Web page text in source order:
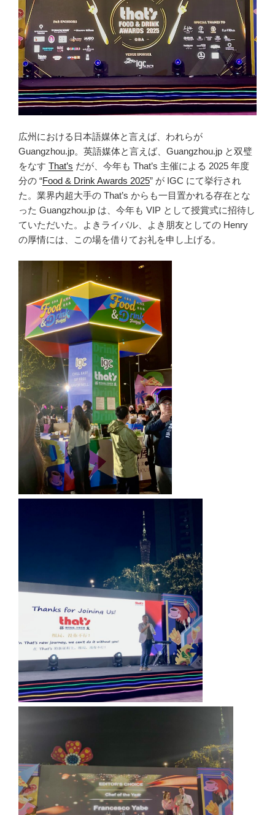
広州における日本語媒体と言えば、われらが
Guangzhou.jp。英語媒体と言えば、Guangzhou.jp と双璧
をなす That’s だが、今年も That’s 主催による 2025 年度
分の “Food & Drink Awards 2025” が IGC にて挙行され
た。業界内超大手の That’s からも一目置かれる存在とな
った Guangzhou.jp は、今年も VIP として授賞式に招待し
ていただいた。よきライバル、よき朋友としての Henry
の厚情には、この場を借りてお礼を申し上げる。